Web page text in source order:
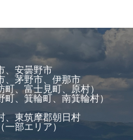
、安曇野市
、茅野市、伊那市
町、富士見町、原村）
町、箕輪町、南箕輪村）
、東筑摩郡朝日村
部エリア）